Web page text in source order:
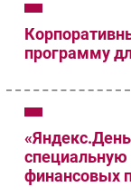
программу
специальную
финансовых